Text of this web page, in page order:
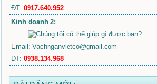
ĐT: 0917.640.952
Kinh doanh 2:
Email: Vachnganvietco@gmail.com
ĐT: 0938.134.968